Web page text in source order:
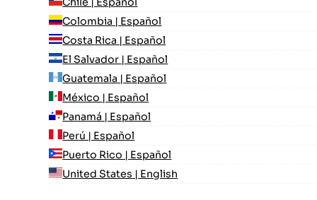
Colombia | Español
Costa Rica | Español
El Salvador | Español
Guatemala | Español
México | Español
Panamá | Español
Perú | Español
Puerto Rico | Español
United States | English